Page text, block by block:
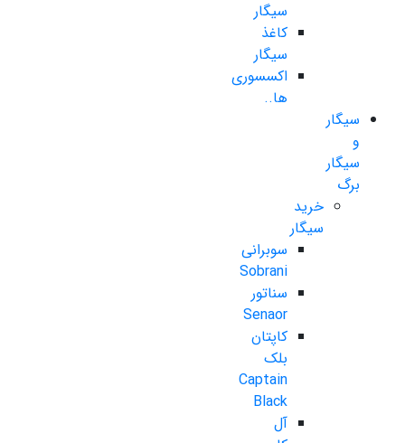
سیگار
کاغذ
سیگار
اکسسوری
ها..
سیگار
و
سیگار
برگ
خرید
سیگار
سوبرانی
Sobrani
سناتور
Senaor
کاپتان
بلک
Captain
Black
آل